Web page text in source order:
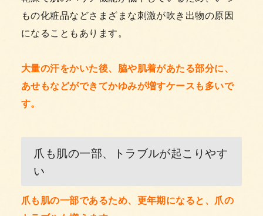
もの化粧品などさまざまな刺激が吹き出物の原因
になることもあります。
大量の汗をかいた後、脇や肌着があたる部分に、
あせもなどができてかゆみが増すケースも多いで
す。
爪も肌の一部、トラブルが起こりやす
い
爪も肌の一部であるため、更年期になると、爪の